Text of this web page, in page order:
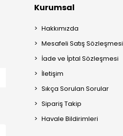
Kurumsal
Hakkımızda
Mesafeli Satış Sözleşmesi
İade ve İptal Sözleşmesi
İletişim
Sıkça Sorulan Sorular
Sipariş Takip
Havale Bildirimleri